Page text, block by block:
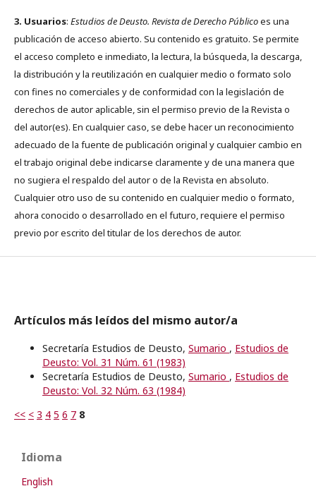
3. Usuarios: Estudios de Deusto. Revista de Derecho Públicoes una
publicación de acceso abierto. Su contenido es gratuito. Se permite
el acceso completo e inmediato, la lectura, la búsqueda, la descarga,
la distribución y la reutilización en cualquier medio o formato solo
con fines no comerciales y de conformidad con la legislación de
derechos de autor aplicable, sin el permiso previo de la Revista o
del autor(es). En cualquier caso, se debe hacer un reconocimiento
adecuado de la fuente de publicación original y cualquier cambio en
el trabajo original debe indicarse claramente y de una manera que
no sugiera el respaldo del autor o de la Revista en absoluto.
Cualquier otro uso de su contenido en cualquier medio o formato,
ahora conocido o desarrollado en el futuro, requiere el permiso
previo por escrito del titular de los derechos de autor.
Artículos más leídos del mismo autor/a
Secretaría Estudios de Deusto, Sumario , Estudios de
Deusto: Vol. 31 Núm. 61 (1983)
Secretaría Estudios de Deusto, Sumario , Estudios de
Deusto: Vol. 32 Núm. 63 (1984)
<< < 3 4 5 6 7 8
Idioma
English